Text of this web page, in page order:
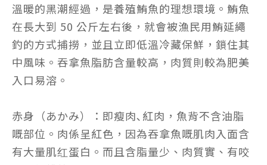
溫暖的黑潮經過，是養殖鮪魚的理想環境。鮪魚
在長大到 50 公斤左右後，就會被漁民用鮪延繩
釣的方式捕撈，並且立即低溫冷藏保鮮，鎖住其
中風味。 吞拿魚脂肪含量較高，肉質則較為肥美
入口易溶。
赤身（あかみ）：即瘦肉､紅肉，魚背不含油脂
嘅部位。肉係呈紅色，因為吞拿魚嘅肌肉入面含
有大量肌红蛋白。而且含脂量少、肉質實、有咬